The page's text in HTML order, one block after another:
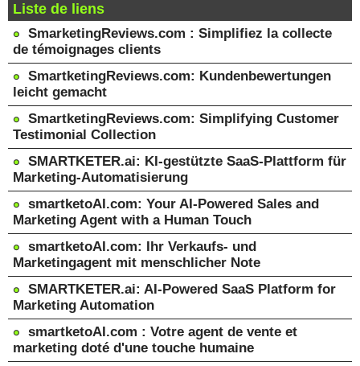
Liste de liens
SmarketingReviews.com : Simplifiez la collecte
de témoignages clients
SmartketingReviews.com: Kundenbewertungen
leicht gemacht
SmartketingReviews.com: Simplifying Customer
Testimonial Collection
SMARTKETER.ai: KI-gestützte SaaS-Plattform für
Marketing-Automatisierung
smartketoAI.com: Your AI-Powered Sales and
Marketing Agent with a Human Touch
smartketoAI.com: Ihr Verkaufs- und
Marketingagent mit menschlicher Note
SMARTKETER.ai: AI-Powered SaaS Platform for
Marketing Automation
smartketoAI.com : Votre agent de vente et
marketing doté d'une touche humaine